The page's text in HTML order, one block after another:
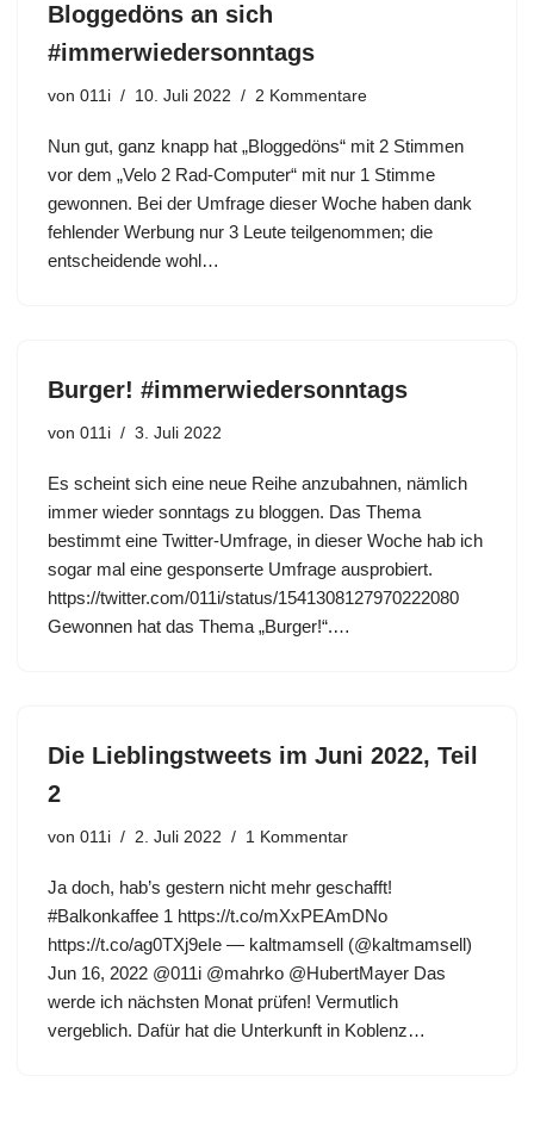
Bloggedöns an sich
#immerwiedersonntags
von 011i 10. Juli 2022 2 Kommentare
Nun gut, ganz knapp hat „Bloggedöns“ mit 2 Stimmen
vor dem „Velo 2 Rad-Computer“ mit nur 1 Stimme
gewonnen. Bei der Umfrage dieser Woche haben dank
fehlender Werbung nur 3 Leute teilgenommen; die
entscheidende wohl…
Burger! #immerwiedersonntags
von 011i 3. Juli 2022
Es scheint sich eine neue Reihe anzubahnen, nämlich
immer wieder sonntags zu bloggen. Das Thema
bestimmt eine Twitter-Umfrage, in dieser Woche hab ich
sogar mal eine gesponserte Umfrage ausprobiert.
https://twitter.com/011i/status/1541308127970222080
Gewonnen hat das Thema „Burger!“.…
Die Lieblingstweets im Juni 2022, Teil
2
von 011i 2. Juli 2022 1 Kommentar
Ja doch, hab’s gestern nicht mehr geschafft!
#Balkonkaffee 1 https://t.co/mXxPEAmDNo
https://t.co/ag0TXj9eIe — kaltmamsell (@kaltmamsell)
Jun 16, 2022 @011i @mahrko @HubertMayer Das
werde ich nächsten Monat prüfen! Vermutlich
vergeblich. Dafür hat die Unterkunft in Koblenz…